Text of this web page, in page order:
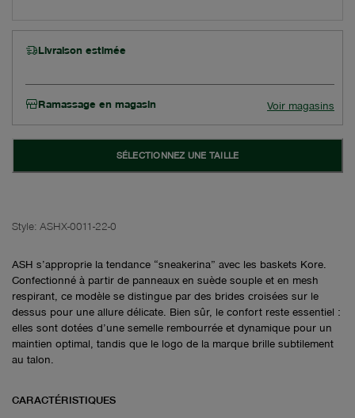
Livraison estimée
Ramassage en magasin Voir magasins
SÉLECTIONNEZ UNE TAILLE
Style: ASHX-0011-22-0
ASH s’approprie la tendance “sneakerina” avec les baskets Kore.
Confectionné à partir de panneaux en suède souple et en mesh
respirant, ce modèle se distingue par des brides croisées sur le
dessus pour une allure délicate. Bien sûr, le confort reste essentiel :
elles sont dotées d’une semelle rembourrée et dynamique pour un
maintien optimal, tandis que le logo de la marque brille subtilement
au talon.
CARACTÉRISTIQUES